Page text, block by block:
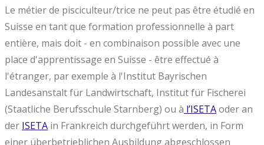
Le métier de pisciculteur/trice ne peut pas être étudié en
Suisse en tant que formation professionnelle à part
entière, mais doit - en combinaison possible avec une
place d'apprentissage en Suisse - être effectué à
l'étranger, par exemple à l'Institut Bayrischen
Landesanstalt für Landwirtschaft, Institut für Fischerei
(Staatliche Berufsschule Starnberg) ou à l’ISETAoder an
der ISETA in Frankreich durchgeführt werden, in Form
einer überbetrieblichen Ausbildung abgeschlossen